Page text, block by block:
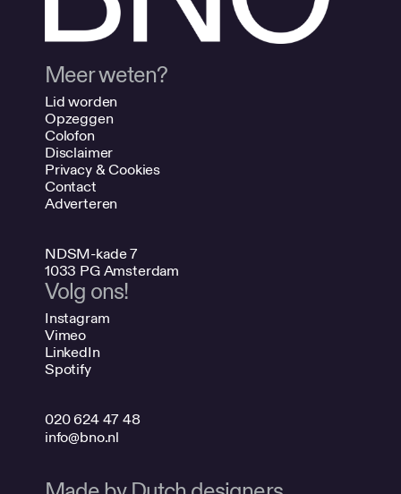
Meer weten?
Lid worden
Opzeggen
Colofon
Disclaimer
Privacy & Cookies
Contact
Adverteren
NDSM-kade 7
1033 PG Amsterdam
Volg ons!
Instagram
Vimeo
LinkedIn
Spotify
020 624 47 48
info@bno.nl